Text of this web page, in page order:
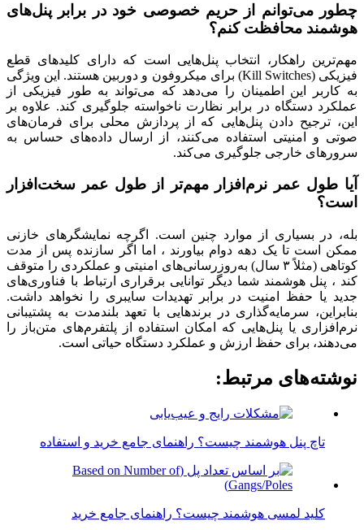
چطور می‌توانم از حریم خصوصی خود در برابر پنل‌های
هوشمند محافظت کنم؟
مهم‌ترین راهکار، انتخاب پنل‌هایی است که دارای کلیدهای قطع
فیزیکی (Kill Switches) برای میکروفون و دوربین هستند. این ویژگی
به کاربر این اطمینان را می‌دهد که می‌تواند به طور فیزیکی از
عملکرد دستگاه در برابر نظارت ناخواسته جلوگیری کند. علاوه بر
این، ترجیح دادن پنل‌هایی که از پردازش محلی برای فرمان‌های
صوتی و امنیتی استفاده می‌کنند، از ارسال داده‌های حساس به
سرورهای خارجی جلوگیری می‌کند.
آیا طول عمر نرم‌افزار مهم‌تر از طول عمر سخت‌افزار
است؟
بله، در بسیاری از موارد چنین است. اگرچه نمایشگرهای خازنی
ممکن است تا یک دهه دوام بیاورند ، اما اگر سازنده پس از مدت
کوتاهی (مثلاً ۳ سال) به‌روزرسانی‌های امنیتی و عملکردی را متوقف
کند ، پنل هوشمند شما دیگر توانایی برقراری ارتباط با فناوری‌های
جدید یا حفظ امنیت در برابر تهدیدات سایبری را نخواهد داشت.
بنابراین، سرمایه‌گذاری در برندهایی با تعهد بلندمدت به پشتیبانی
نرم‌افزاری یا پنل‌هایی که امکان استفاده از پلتفرم‌های متن‌باز را
می‌دهند، برای حفظ ارزش و عملکرد دستگاه حیاتی است.
نوشته‌های مرتبط:
تاچ پنل هوشمند چیست؟ راهنمای جامع خرید و استفاده
کلید لمسی هوشمند چیست؟ راهنمای جامع خرید